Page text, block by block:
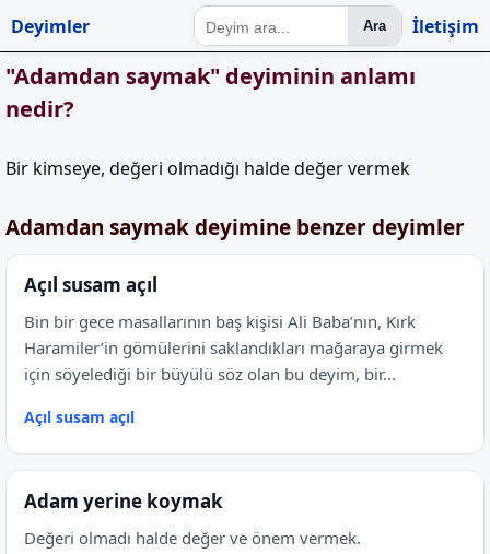
Deyimler Ara İletişim
"Adamdan saymak" deyiminin anlamı
nedir?
Bir kimseye, değeri olmadığı halde değer vermek
Adamdan saymak deyimine benzer deyimler
Açıl susam açıl
Bin bir gece masallarının baş kişisi Ali Baba’nın, Kırk
Haramiler’in gömülerini saklandıkları mağaraya girmek
için söyelediği bir büyülü söz olan bu deyim, bir...
Açıl susam açıl
Adam yerine koymak
Değeri olmadı halde değer ve önem vermek.